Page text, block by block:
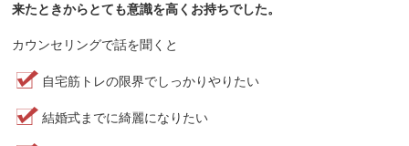
来たときからとても意識を高くお持ちでした。
カウンセリングで話を聞くと
自宅筋トレの限界でしっかりやりたい
結婚式までに綺麗になりたい